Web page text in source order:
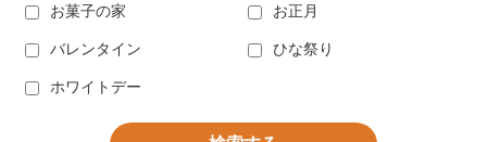
お菓子の家 お正月
バレンタイン ひな祭り
ホワイトデー